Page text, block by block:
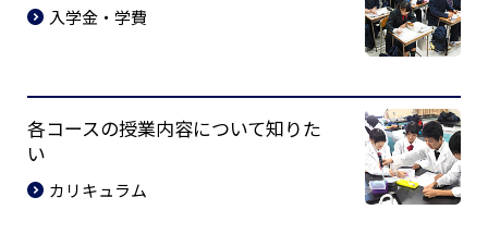
入学金・学費
各コースの授業内容について知りた
い
カリキュラム